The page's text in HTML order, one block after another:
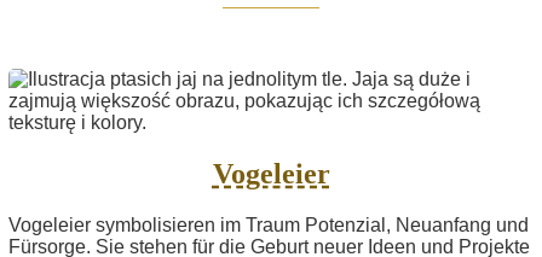
Vogeleier
Vogeleier symbolisieren im Traum Potenzial, Neuanfang und
Fürsorge. Sie stehen für die Geburt neuer Ideen und Projekte